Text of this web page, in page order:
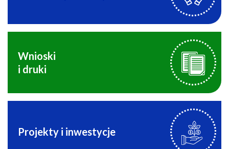
Wnioski
i druki
Projekty i inwestycje